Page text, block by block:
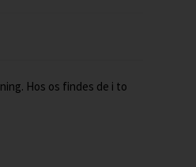
Hos os findes de i to